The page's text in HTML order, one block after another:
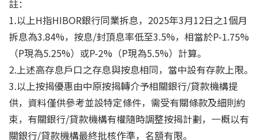
註：
1.以上H指HIBOR銀行同業拆息，2025年3月12日之1個月
拆息為3.84%，按息/封頂息率低至3.5%，相當於P-1.75%
（P現為5.25%）或P-2%（P現為5.5%）計算。
2.上述高存息戶口之存息與按息相同，當中設有存款上限。
3.以上按揭優惠由中原按揭轉介予相關銀行/貸款機構提
供，資料僅供參考並設特定條件，需受有關條款及細則約
束，有關銀行/貸款機構有權隨時調整按揭計劃，一概以有
關銀行/貸款機構最終批核作準，名額有限。